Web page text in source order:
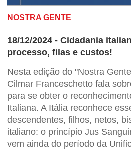
NOSTRA GENTE
18/12/2024 - Cidadania
processo, filas e custos!
Nesta edição do "Nostra
Cilmar Franceschetto fala
para se obter o
Italiana. A Itália reconhece
descendentes, filhos, netos,
italiano: o princípio Jus
vem ainda do período da